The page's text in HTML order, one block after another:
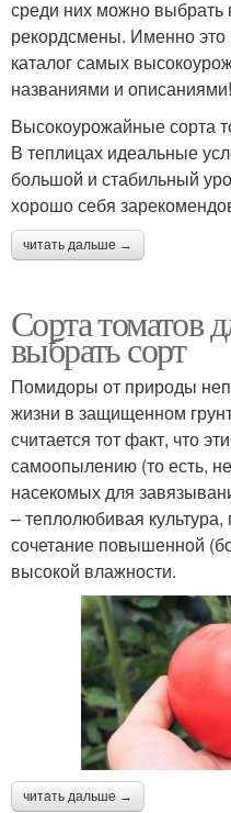
среди них можно выбрать
рекордсмены. Именно это
каталог самых
названиями и описаниями!
Высокоурожайные сорта
В теплицах идеальные
большой и стабильный
хорошо себя
читать дальше →
Сорта томатов
выбрать сорт
Помидоры от природы
жизни в защищенном
считается тот факт, что
самоопылению (то есть,
насекомых для
– теплолюбивая
сочетание повышенной
высокой влажности.
читать дальше →